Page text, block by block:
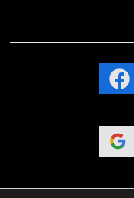
ELEKTROMOS
FÉKRENDSZER ÉS
GUMIK, BELSŐK